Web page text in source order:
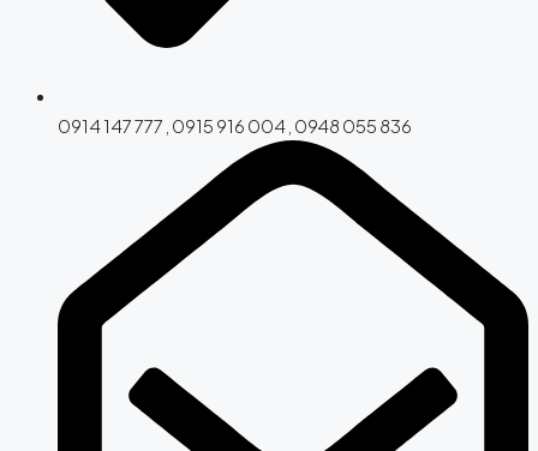
0914 147 777 , 0915 916 004 , 0948 055 836